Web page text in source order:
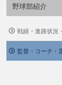
野球部紹介
戦績・進路状況
監督・コーチ・